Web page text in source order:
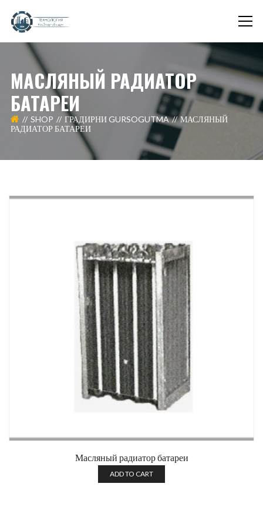
МАСЛЯНЫЙ РАДИАТОР
БАТАРЕИ
SHOP ГРАДИРНИ GURSOGUTMA
МАСЛЯНЫЙ
РАДИАТОР БАТАРЕИ
Масляный радиатор батареи
ADD TO CART